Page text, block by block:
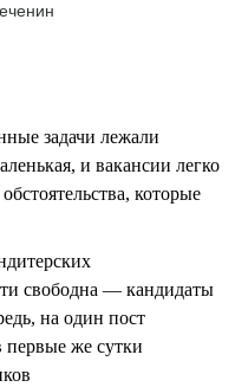
задачи лежали
и вакансии легко
которые
свободна — кандидаты
на один пост
первые же сутки